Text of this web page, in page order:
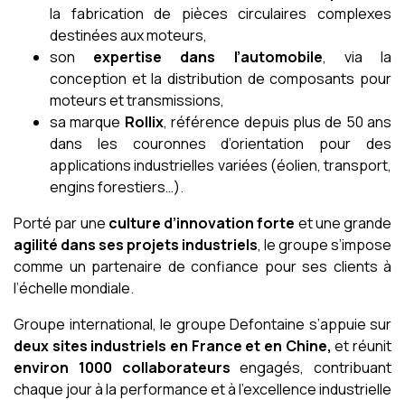
la fabrication de pièces circulaires complexes
destinées aux moteurs,
son expertise dans l’automobile, via la
conception et la distribution de composants pour
moteurs et transmissions,
sa marque Rollix, référence depuis plus de 50 ans
dans les couronnes d’orientation pour des
applications industrielles variées (éolien, transport,
engins forestiers…).
Porté par une culture d’innovation forte et une grande
agilité dans ses projets industriels, le groupe s’impose
comme un partenaire de confiance pour ses clients à
l’échelle mondiale.
Groupe international, le groupe Defontaine s’appuie sur
deux sites industriels en France et en Chine,et réunit
environ 1000 collaborateurs engagés, contribuant
chaque jour à la performance et à l’excellence industrielle